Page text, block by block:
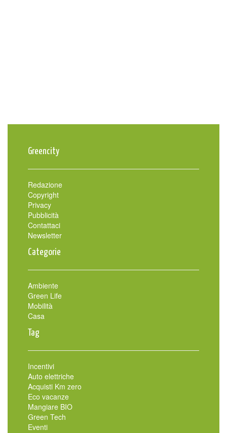
Greencity
Redazione
Copyright
Privacy
Pubblicità
Contattaci
Newsletter
Categorie
Ambiente
Green Life
Mobilità
Casa
Tag
Incentivi
Auto elettriche
Acquisti Km zero
Eco vacanze
Mangiare BIO
Green Tech
Eventi